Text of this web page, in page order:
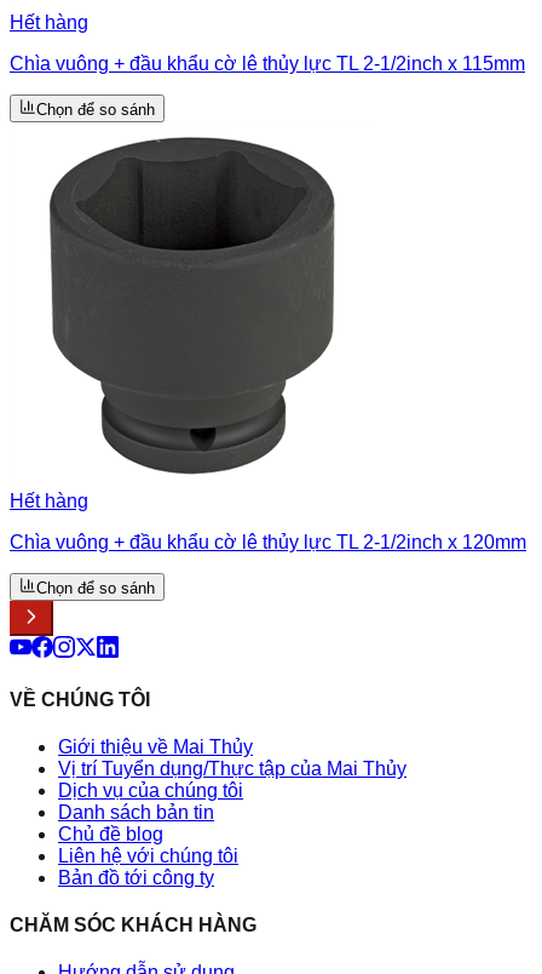
Hết hàng
Chìa vuông + đầu khẩu cờ lê thủy lực TL 2-1/2inch x 115mm
Chọn để so sánh
Hết hàng
Chìa vuông + đầu khẩu cờ lê thủy lực TL 2-1/2inch x 120mm
Chọn để so sánh
VỀ CHÚNG TÔI
Giới thiệu về Mai Thủy
Vị trí Tuyển dụng/Thực tập của Mai Thủy
Dịch vụ của chúng tôi
Danh sách bản tin
Chủ đề blog
Liên hệ với chúng tôi
Bản đồ tới công ty
CHĂM SÓC KHÁCH HÀNG